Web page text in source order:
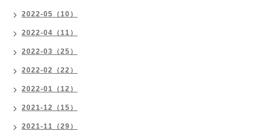
2022-05（10）
2022-04（11）
2022-03（25）
2022-02（22）
2022-01（12）
2021-12（15）
2021-11（29）